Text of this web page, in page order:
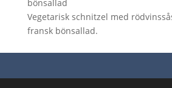
bönsallad
Vegetarisk schnitzel med
fransk bönsallad.